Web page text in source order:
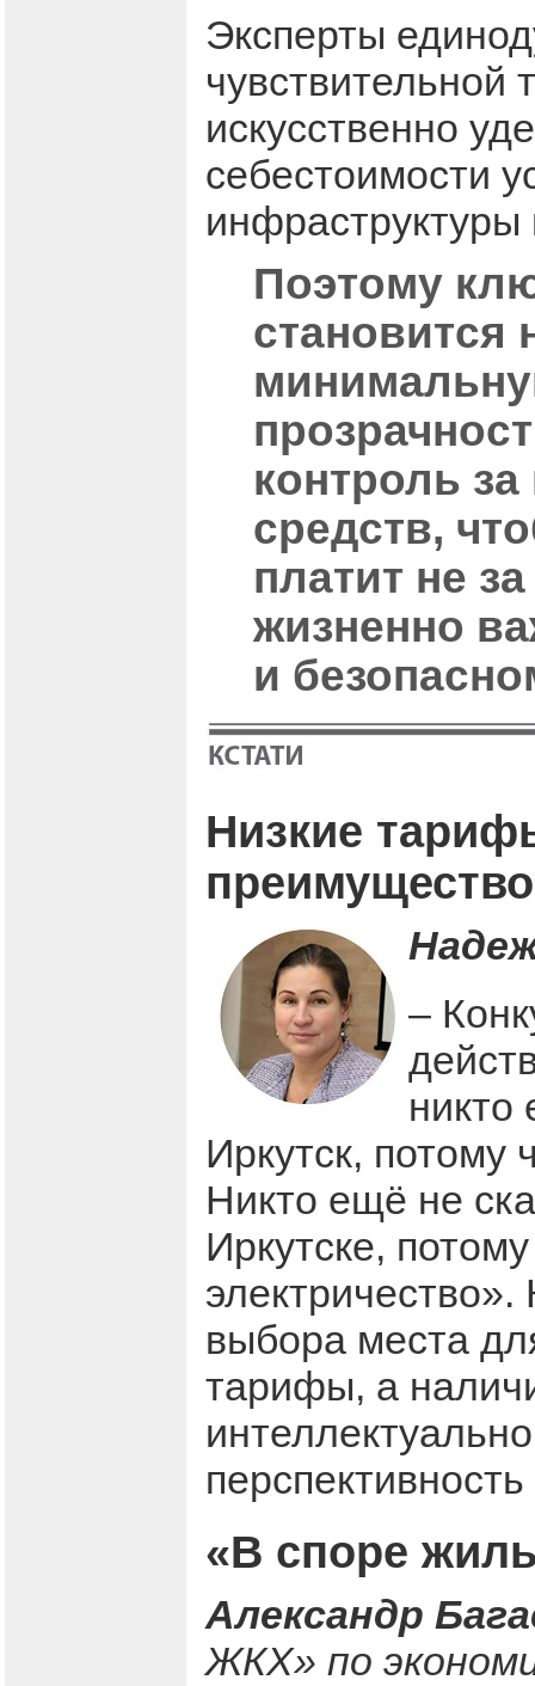
Эксперты
чувствительной
искусственно
себестоимости
Поэтому
становится
контроль
средств,
платит не
жизненно
и
Низкие
–
никто
Иркутск, потому
Никто ещё не
Иркутске,
выбора места
тарифы, а
«В споре
Александр
ЖКХ» по